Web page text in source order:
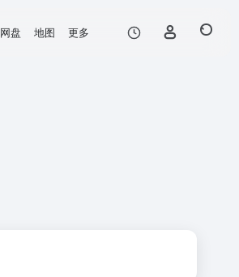
网盘 地图 更多